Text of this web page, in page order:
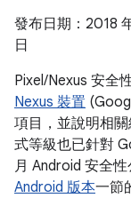
發布日期：2018
日
Pixel/Nexus 安全
Nexus 裝置
項目，並說明相
式等級也已針對
月 Android 安全
Android 版本一節